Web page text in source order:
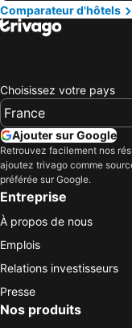
Comparateur d'hôtels
Choisissez votre pays
Ajouter sur Google
Retrouvez facilement nos
ajoutez trivago comme
préférée sur Google.
Entreprise
À propos de nous
Emplois
Relations investisseurs
Presse
Nos produits